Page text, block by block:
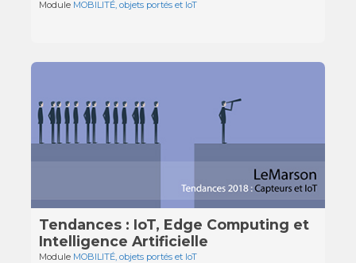
Module MOBILITÉ, objets portés et IoT
Tendances : IoT, Edge Computing et
Intelligence Artificielle
Module MOBILITÉ, objets portés et IoT